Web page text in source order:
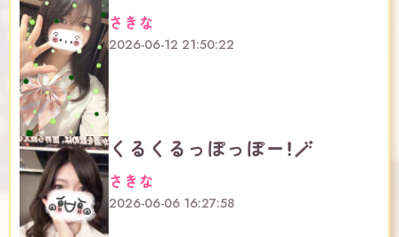
さきな
2026-06-12 21:50:22
くるくるっぽっぽー！🪄
さきな
2026-06-06 16:27:58